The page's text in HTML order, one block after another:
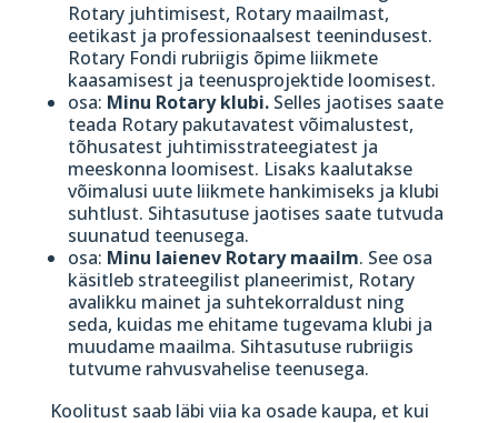
Rotary juhtimisest, Rotary maailmast,
eetikast ja professionaalsest teenindusest.
Rotary Fondi rubriigis õpime liikmete
kaasamisest ja teenusprojektide loomisest.
osa: Minu Rotary klubi.Selles jaotises saate
teada Rotary pakutavatest võimalustest,
tõhusatest juhtimisstrateegiatest ja
meeskonna loomisest. Lisaks kaalutakse
võimalusi uute liikmete hankimiseks ja klubi
suhtlust. Sihtasutuse jaotises saate tutvuda
suunatud teenusega.
osa: Minu laienev Rotary maailm. See osa
käsitleb strateegilist planeerimist, Rotary
avalikku mainet ja suhtekorraldust ning
seda, kuidas me ehitame tugevama klubi ja
muudame maailma. Sihtasutuse rubriigis
tutvume rahvusvahelise teenusega.
Koolitust saab läbi viia ka osade kaupa, et kui